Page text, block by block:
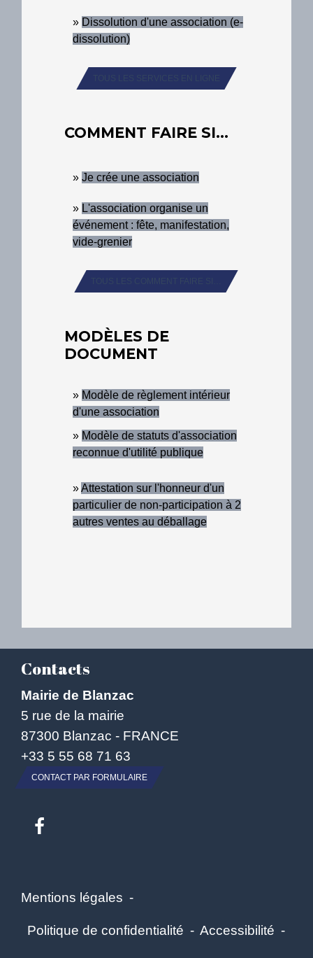
Dissolution d'une association (e-
dissolution)
COMMENT FAIRE SI…
Je crée une association
L'association organise un
événement : fête, manifestation,
vide-grenier
MODÈLES DE
DOCUMENT
Modèle de règlement intérieur
d'une association
Modèle de statuts d'association
reconnue d'utilité publique
Attestation sur l'honneur d'un
particulier de non-participation à 2
autres ventes au déballage
Contacts
Mairie de Blanzac
5 rue de la mairie
87300 Blanzac - FRANCE
+33 5 55 68 71 63
CONTACT PAR FORMULAIRE
Mentions légales -
Politique de confidentialité - Accessibilité -